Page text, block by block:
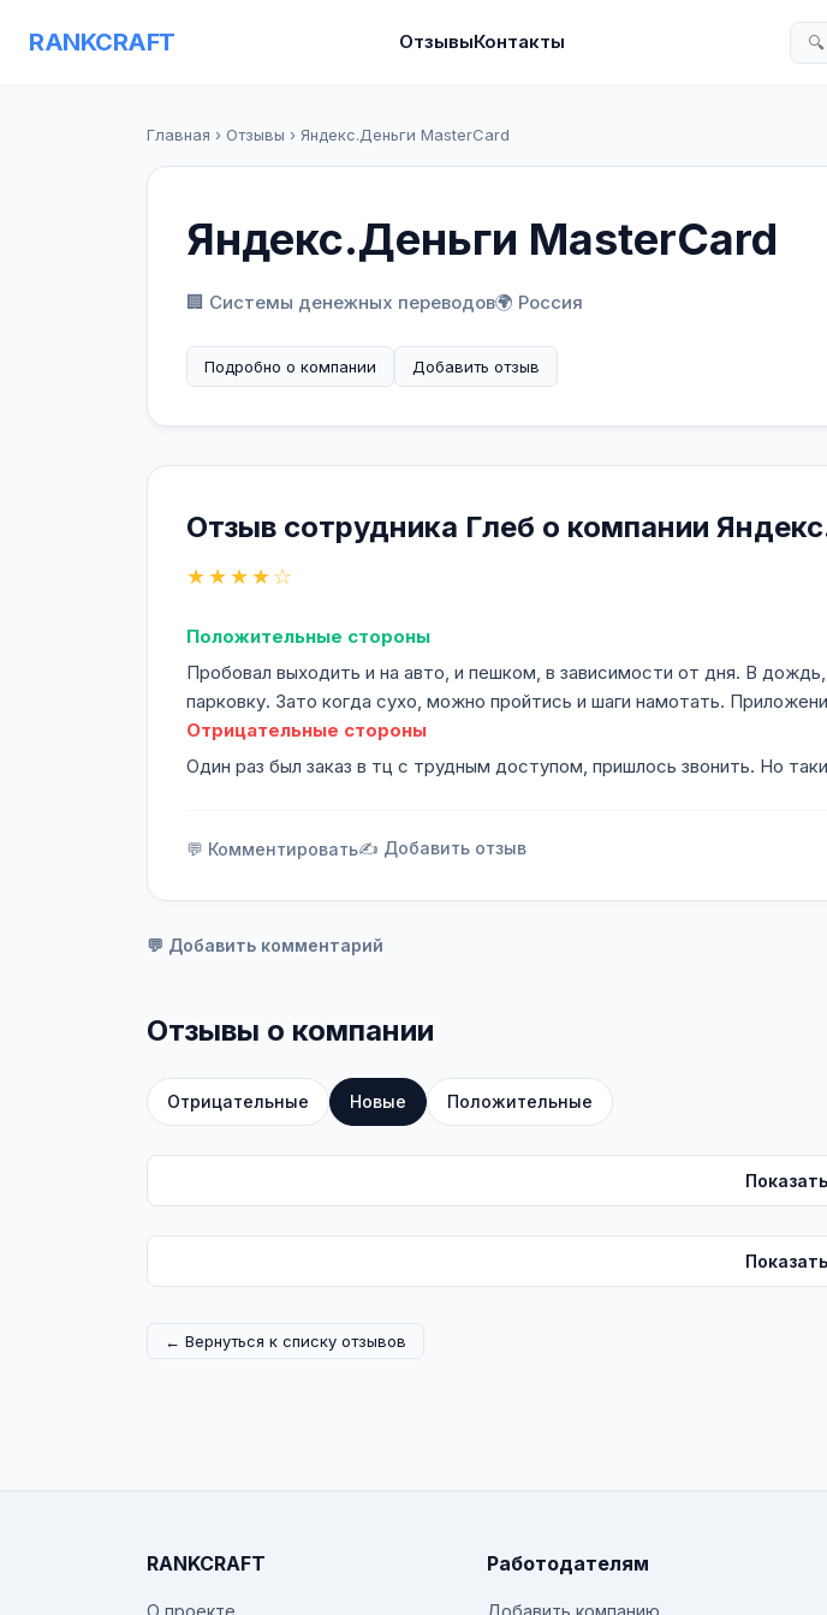
RANKCRAFT ОтзывыКонтакты
Главная › Отзывы › Яндекс.Деньги MasterCard
Яндекс.Деньги MasterCard
🏢 Системы денежных переводов🌍 Россия
Подробно о компании Добавить отзыв
Отзыв сотрудника Глеб о компании
★★★★☆
Положительные стороны
Пробовал выходить и на авто, и пешком, в зависимости от дня. В
парковку. Зато когда сухо, можно пройтись и шаги намотать.
Отрицательные стороны
Один раз был заказ в тц с трудным доступом, пришлось звонить. Но
💬 Комментировать✍️ Добавить отзыв
💬 Добавить комментарий
Отзывы о компании
Отрицательные Новые Положительные
← Вернуться к списку отзывов
RANKCRAFT
О проекте
Работодателям
Добавить компанию